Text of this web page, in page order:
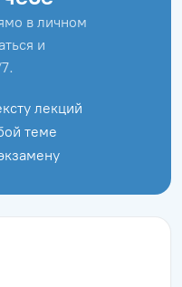
в личном
и
лекций
теме